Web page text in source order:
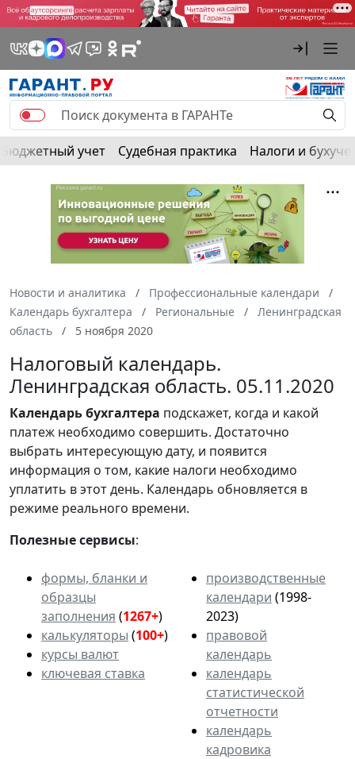
Бюджетный учет Судебная практика Налоги и
Новости и аналитика
Профессиональные календари
Календарь бухгалтера
Региональные
Ленинградская
область
5 ноября 2020
Налоговый календарь.
Ленинградская область. 05.11.2020
Календарьбухгалтера подскажет, когда и какой
платеж необходимо совершить. Достаточно
выбрать интересующую дату, и появится
информация о том, какие налоги необходимо
уплатить в этот день. Календарь обновляется в
режиме реального времени.
Полезные сервисы:
формы, бланки и
образцы
заполнения (1267+)
калькуляторы (100+)
курсы валют
ключевая ставка
производственные
календари (1998-
2023)
правовой
календарь
календарь
статистической
отчетности
календарь
кадровика